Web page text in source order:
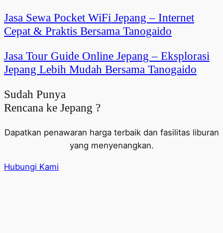
Jasa Sewa Pocket WiFi Jepang – Internet
Cepat & Praktis Bersama Tanogaido
Jasa Tour Guide Online Jepang – Eksplorasi
Jepang Lebih Mudah Bersama Tanogaido
Sudah Punya
Rencana ke Jepang ?
Dapatkan penawaran harga terbaik dan fasilitas liburan
yang menyenangkan.
Hubungi Kami